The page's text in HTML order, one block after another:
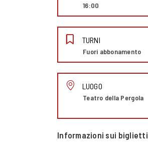
16:00
TURNI
Fuori abbonamento
LUOGO
Teatro della Pergola
Informazioni sui biglietti